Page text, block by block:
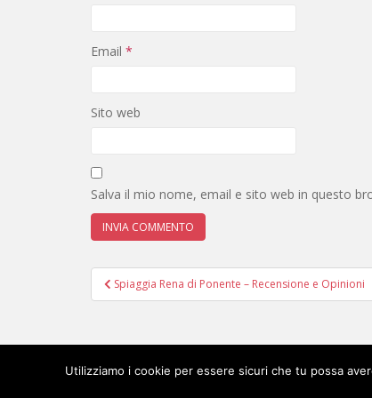
Email *
Sito web
Salva il mio nome, email e sito web in questo
Navigazione
articoli
Spiaggia Rena di Ponente – Recensione e Opinioni
Utilizziamo i cookie per essere sicuri che tu possa